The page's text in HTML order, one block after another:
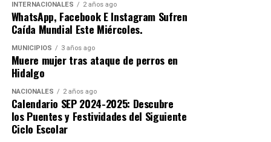
INTERNACIONALES 2 años ago
WhatsApp, Facebook E Instagram Sufren
Caída Mundial Este Miércoles.
MUNICIPIOS 3 años ago
Muere mujer tras ataque de perros en
Hidalgo
NACIONALES 2 años ago
Calendario SEP 2024-2025: Descubre
los Puentes y Festividades del Siguiente
Ciclo Escolar